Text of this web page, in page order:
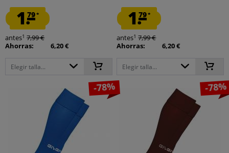
1.79*
antes1 7,99 €
Ahorras:
6,20 €
Elegir talla...
1.79*
antes1 7,99 €
Ahorras:
6,20 €
Elegir talla...
-78% -78%